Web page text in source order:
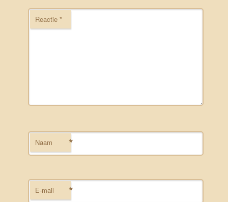
Reactie*
Naam *
E-mail *